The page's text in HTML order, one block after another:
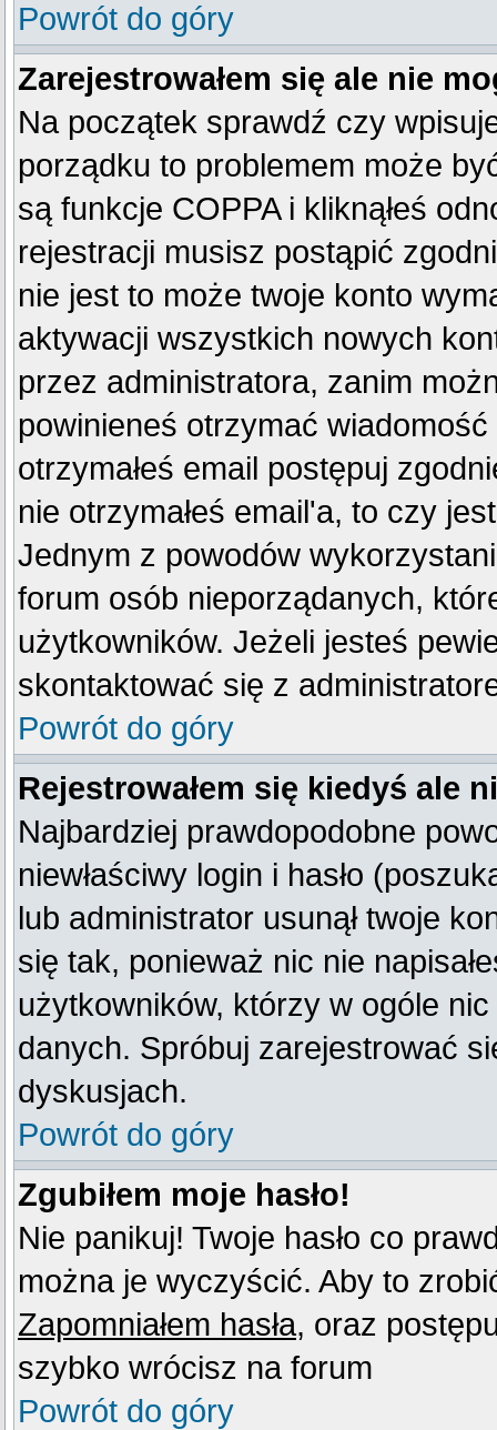
Powrót do góry
Zarejestrowałem się ale nie
Na początek sprawdź czy
porządku to problemem może
są funkcje COPPA i kliknąłeś
rejestracji musisz postąpić
nie jest to może twoje konto
aktywacji wszystkich nowych
przez administratora, zanim
powinieneś otrzymać
otrzymałeś email postępuj
nie otrzymałeś email'a, to czy
Jednym z powodów
forum osób nieporządanych,
użytkowników. Jeżeli jesteś
skontaktować się z
Powrót do góry
Rejestrowałem się kiedyś ale
Najbardziej prawdopodobne
niewłaściwy login i hasło
lub administrator usunął twoje
się tak, ponieważ nic nie
użytkowników, którzy w ogóle
danych. Spróbuj zarejestrować
dyskusjach.
Powrót do góry
Zgubiłem moje hasło!
Nie panikuj! Twoje hasło co
można je wyczyścić. Aby to
Zapomniałem hasła, oraz
szybko wrócisz na forum
Powrót do góry